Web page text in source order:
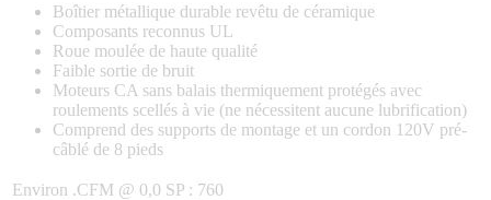
Boîtier métallique durable revêtu de céramique
Composants reconnus UL
Roue moulée de haute qualité
Faible sortie de bruit
Moteurs CA sans balais thermiquement protégés avec
roulements scellés à vie (ne nécessitent aucune lubrification)
Comprend des supports de montage et un cordon 120V pré-
câblé de 8 pieds
Environ .CFM @ 0,0 SP : 760